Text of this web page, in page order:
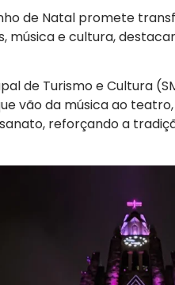
de Natal promete
música e cultura,
de Turismo e Cultura
vão da música ao
reforçando a